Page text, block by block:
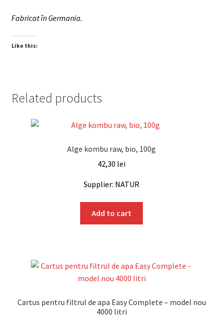
Fabricat în Germania.
Like this:
Related products
Alge kombu raw, bio, 100g
42,30 lei
Supplier: NATUR
Add to cart
Cartus pentru filtrul de apa Easy Complete – model nou
4000 litri